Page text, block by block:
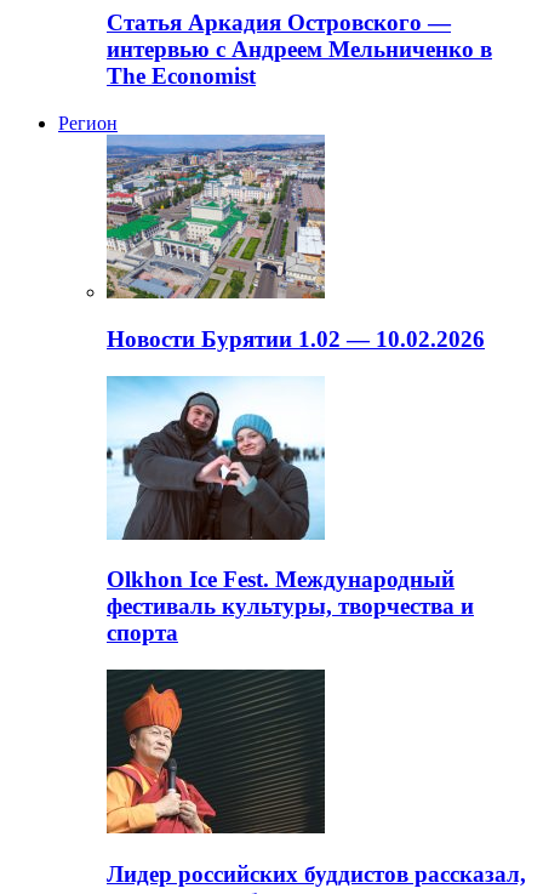
Статья Аркадия Островского —
интервью с Андреем Мельниченко в
The Economist
Регион
Новости Бурятии 1.02 — 10.02.2026
Olkhon Ice Fest. Международный
фестиваль культуры, творчества и
спорта
Лидер российских буддистов рассказал,